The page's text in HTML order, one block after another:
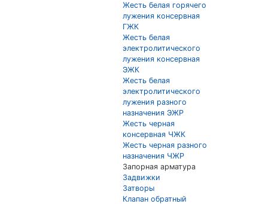
Жесть белая горячего
лужения консервная
ГЖК
Жесть белая
электролитического
лужения консервная
ЭЖК
Жесть белая
электролитического
лужения разного
назначения ЭЖР
Жесть черная
консервная ЧЖК
Жесть черная разного
назначения ЧЖР
Запорная арматура
Задвижки
Затворы
Клапан обратный